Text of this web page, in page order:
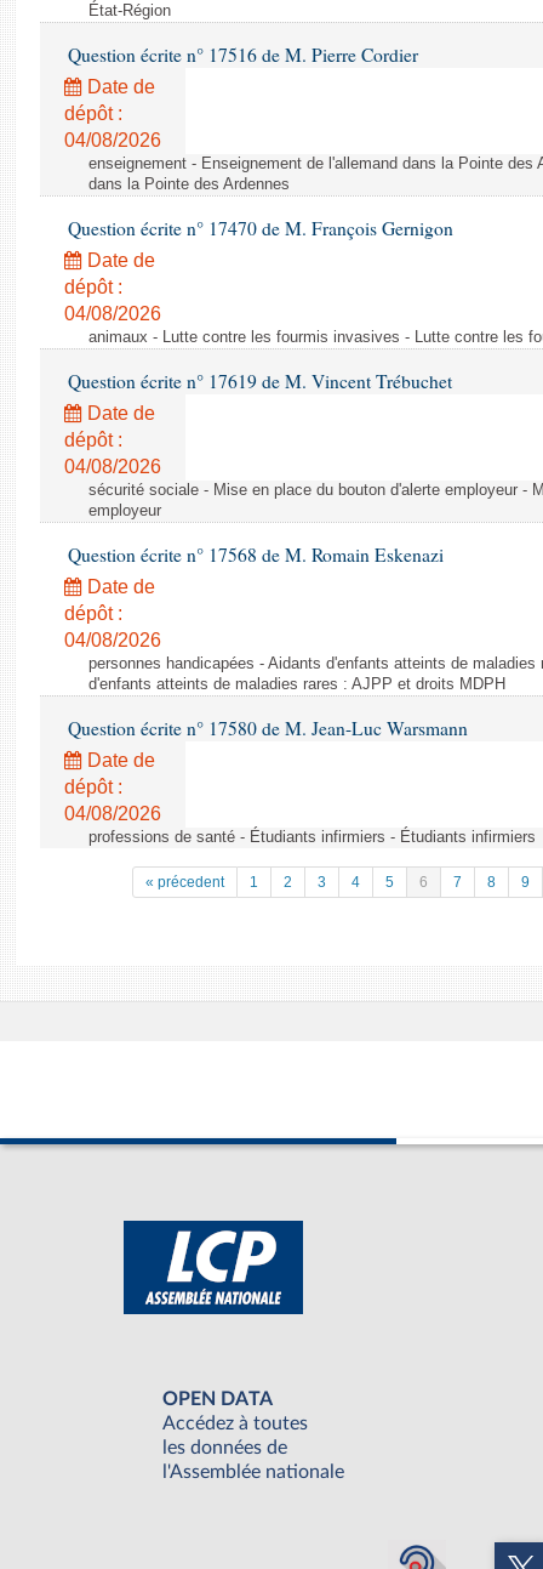
État-Région
Question écrite n° 17516 de M. Pierre Cordier
Date de
dépôt :
04/08/2026
enseignement - Enseignement de l'allemand dans la Pointe des
dans la Pointe des Ardennes
Question écrite n° 17470 de M. François Gernigon
Date de
dépôt :
04/08/2026
animaux - Lutte contre les fourmis invasives - Lutte contre les
Question écrite n° 17619 de M. Vincent Trébuchet
Date de
dépôt :
04/08/2026
sécurité sociale - Mise en place du bouton d'alerte employeur -
employeur
Question écrite n° 17568 de M. Romain Eskenazi
Date de
dépôt :
04/08/2026
personnes handicapées - Aidants d'enfants atteints de
d'enfants atteints de maladies rares : AJPP et droits MDPH
Question écrite n° 17580 de M. Jean-Luc Warsmann
Date de
dépôt :
04/08/2026
professions de santé - Étudiants infirmiers - Étudiants infirmiers
« précedent 1 2 3 4 5 6 7 8 9
OPEN DATA
Accédez à toutes
les données de
l'Assemblée nationale